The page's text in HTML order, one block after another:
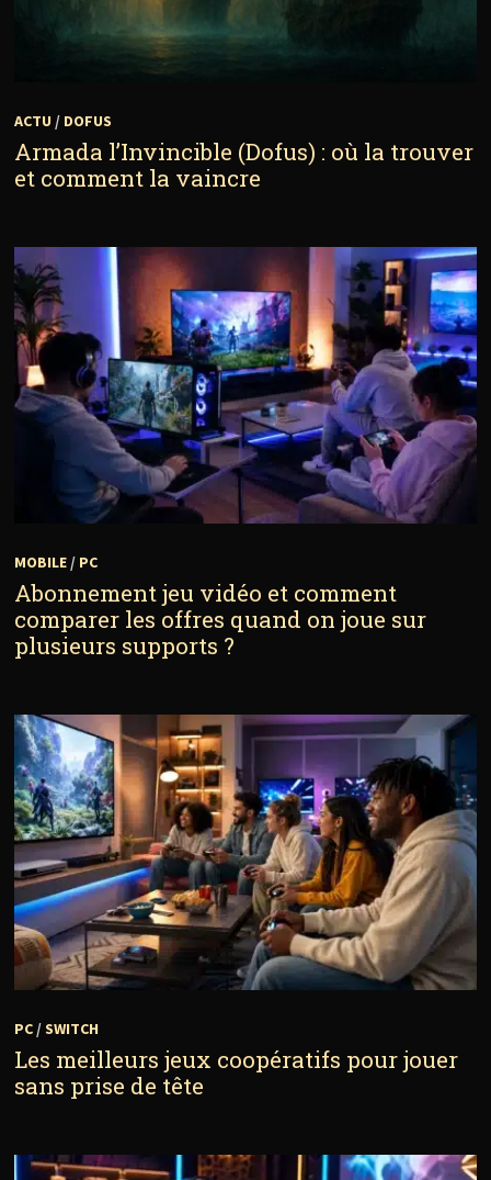
ACTU / DOFUS
Armada l’Invincible (Dofus) : où la trouver
et comment la vaincre
MOBILE/ PC
Abonnement jeu vidéo et comment
comparer les offres quand on joue sur
plusieurs supports ?
PC/SWITCH
Les meilleurs jeux coopératifs pour jouer
sans prise de tête